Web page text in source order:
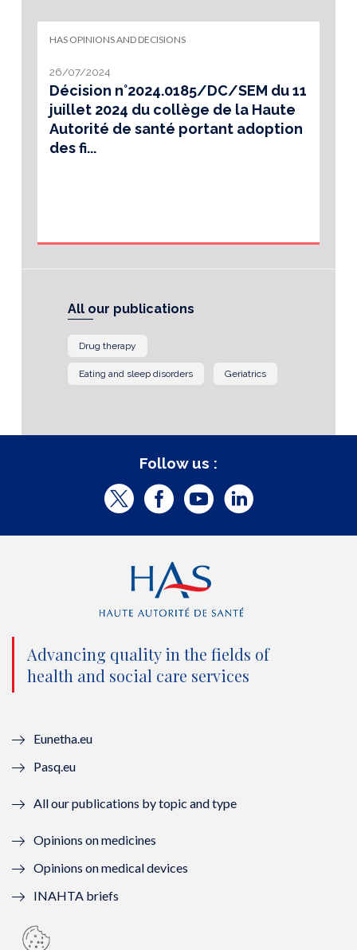
HAS OPINIONS AND DECISIONS
26/07/2024
Décision n°2024.0185/DC/SEM du 11
juillet 2024 du collège de la Haute
Autorité de santé portant adoption
des fi...
All our publications
Drug therapy
Eating and sleep disorders Geriatrics
Follow us :
T
t
t
e
r
u
e
l
F
c
e
b
o
o
o
e
Y
u
b
e
u
L
d
Advancing quality in the fields of
health and social care services
Eunetha.eu
Pasq.eu
All our publications by topic and type
Opinions on medicines
Opinions on medical devices
INAHTA briefs